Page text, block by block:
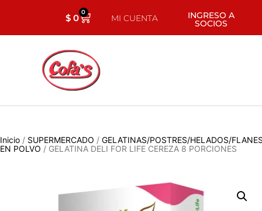
$0 0
MI CUENTA INGRESO A
SOCIOS
Inicio / SUPERMERCADO / GELATINAS/POSTRES/HELADOS/
EN POLVO / GELATINA DELI FOR LIFE CEREZA 8 PORCIONES